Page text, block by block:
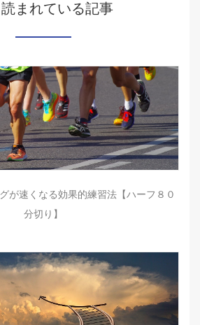
読まれている記事
が速くなる効果的練習法【ハーフ８０
分切り】